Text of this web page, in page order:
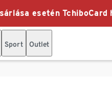
esetén
Sport Outlet